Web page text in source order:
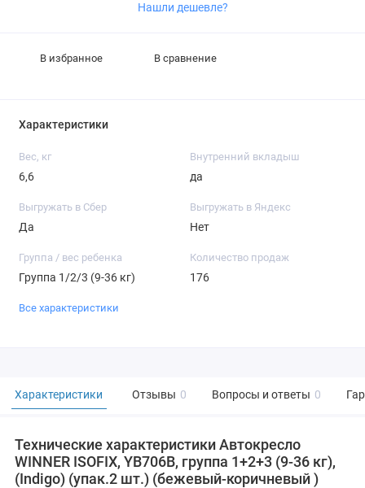
Нашли дешевле?
В избранное В сравнение
Характеристики
Вес, кг
6,6
Внутренний вкладыш
да
Выгружать в Сбер
Да
Выгружать в Яндекс
Нет
Группа / вес ребенка
Группа 1/2/3 (9-36 кг)
Количество продаж
176
Все характеристики
Характеристики Отзывы 0 Вопросы и ответы 0
Технические характеристики Автокресло
WINNER ISOFIX, YB706B, группа 1+2+3 (9-36 кг),
(Indigo) (упак.2 шт.) (бежевый-коричневый )